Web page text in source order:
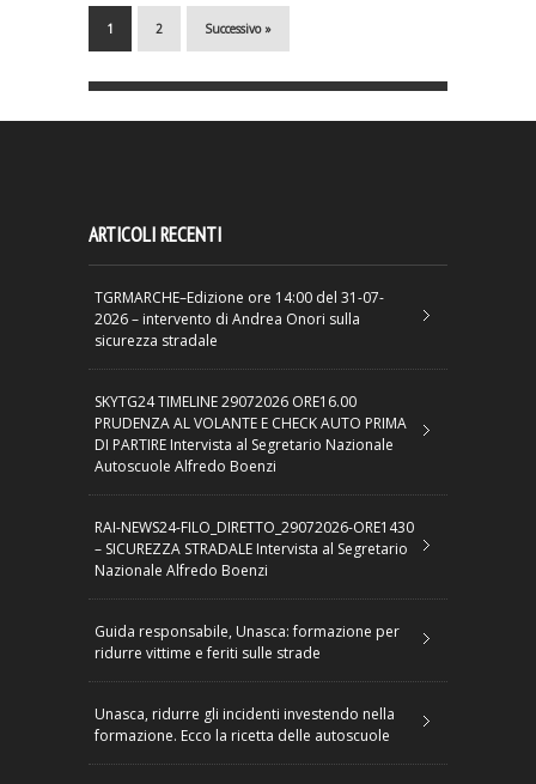
1 2 Successivo »
ARTICOLI RECENTI
TGRMARCHE–Edizione ore 14:00 del 31-07-
2026 – intervento di Andrea Onori sulla
sicurezza stradale
SKYTG24 TIMELINE 29072026 ORE16.00
PRUDENZA AL VOLANTE E CHECK AUTO PRIMA
DI PARTIRE Intervista al Segretario Nazionale
Autoscuole Alfredo Boenzi
RAI-NEWS24-FILO_DIRETTO_29072026-ORE1430
– SICUREZZA STRADALE Intervista al Segretario
Nazionale Alfredo Boenzi
Guida responsabile, Unasca: formazione per
ridurre vittime e feriti sulle strade
Unasca, ridurre gli incidenti investendo nella
formazione. Ecco la ricetta delle autoscuole